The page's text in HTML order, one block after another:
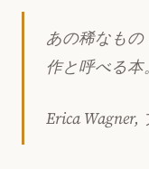
あの稀なも
作と呼べる本。
Erica